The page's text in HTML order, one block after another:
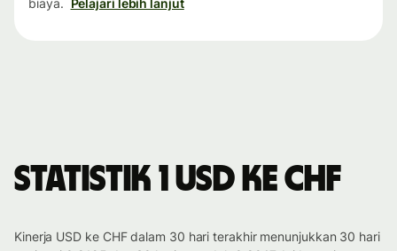
biaya. Pelajari lebih lanjut
Statistik 1 USD ke CHF
Kinerja USD ke CHF dalam 30 hari terakhir menunjukkan 30 hari